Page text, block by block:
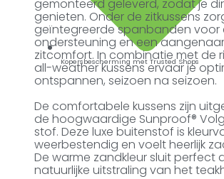
Kopersbescherming met Trusted Shops
gemonteerd geleverd, zodat je
genieten. Onder de zitkussens
geïntegreerde spanbanden voor
ondersteuning en een
zitcomfort. In combinatie met de
all-weather kussens ervaar je
ontspannen, seizoen na seizoen.
De comfortabele kussens zijn
de hoogwaardige Sunproof®
stof. Deze luxe buitenstof is
weerbestendig en voelt heerlijk
De warme zandkleur sluit perfect
natuurlijke uitstraling van het